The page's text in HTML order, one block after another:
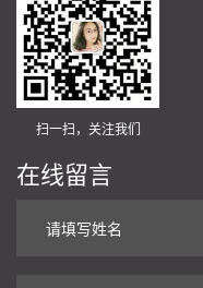
扫一扫，关注我们
在线留言